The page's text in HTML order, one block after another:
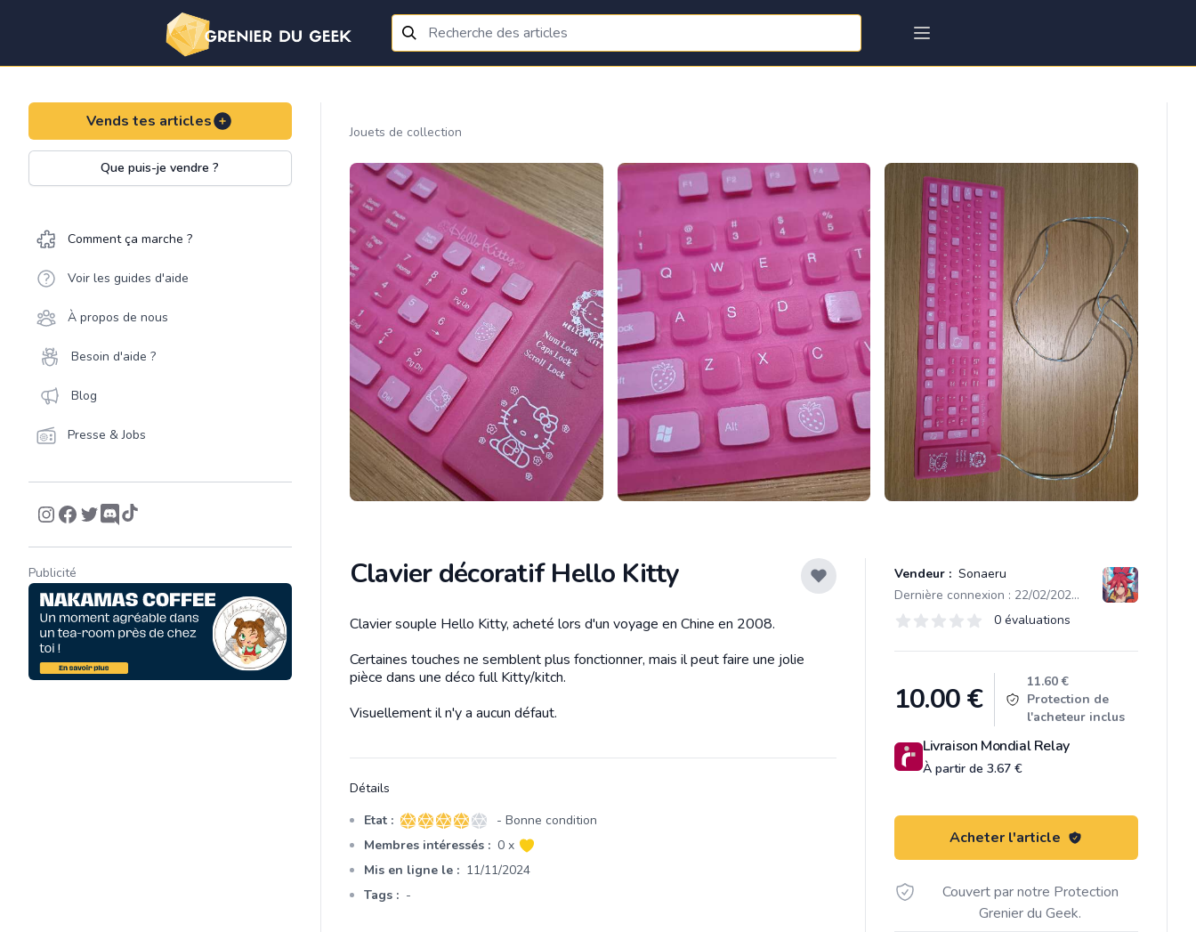
Vends tes articles
Que puis-je vendre ?
Comment ça marche ?
Voir les guides d'aide
À propos de nous
Besoin d'aide ?
Blog
Presse & Jobs
Publicité
Jouets de collection
Clavier décoratif Hello Kitty Vendeur : Sonaeru
Dernière connexion : 22/02/2026 10:04
Évaluations
0 sur 5 étoiles 0 évaluations
10.00€
11.60 €
Protection de
l'acheteur inclus
Livraison Mondial Relay
À partir de 3.67 €
Acheter l'article
Couvert par notre Protection
Grenier du Geek.
Description
Clavier souple Hello Kitty, acheté lors d'un voyage en Chine en 2008.
Certaines touches ne semblent plus fonctionner, mais il peut faire une jolie
pièce dans une déco full Kitty/kitch.
Visuellement il n'y a aucun défaut.
Détails
Etat : 4 sur 5 étoiles
- Bonne condition
Membres intéressés : 0 x
Mis en ligne le : 11/11/2024
Tags : -